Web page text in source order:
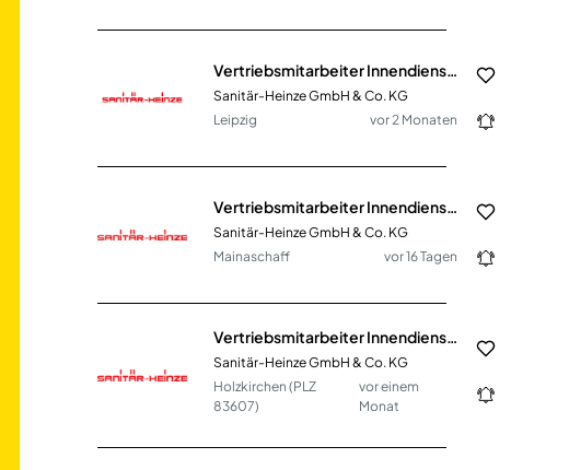
Vertriebsmitarbeiter Innendienst SHK (m/w/d)
Sanitär-Heinze GmbH & Co. KG
Leipzig
vor 2 Monaten
Vertriebsmitarbeiter Innendienst SHK (m/w/d)
Sanitär-Heinze GmbH & Co. KG
Mainaschaff
vor 16 Tagen
Vertriebsmitarbeiter Innendienst SHK (m/w/d)
Sanitär-Heinze GmbH & Co. KG
Holzkirchen (PLZ
83607)
vor einem
Monat